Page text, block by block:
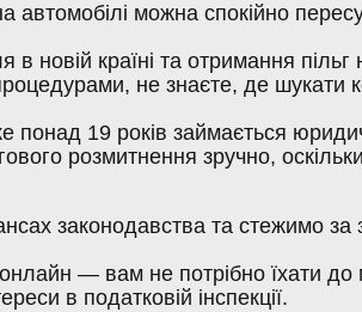
можна спокійно
в новій країні та отримання
не знаєте, де шукати
понад 19 років займається
розмитнення зручно,
законодавства та стежимо
— вам не потрібно їхати до
в податковій інспекції.